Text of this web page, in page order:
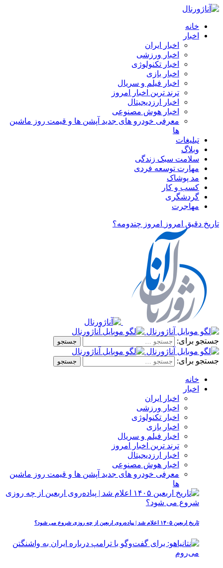
خانه
اخبار
اخبار ایران
اخبار ورزشی
اخبار تکنولوژی
اخبار بازی
اخبار فیلم و سریال
ترند ترین اخبار امروز
اخبار ارزدیجیتال
اخبار هوش مصنوعی
معرفی خودرو های جدید آپشن‌ ها و قیمت روز ماشین‌
ها
تبلیغات
وبلاگ
سلامت سبک زندگی
مهارت توسعه فردی
مد پوشاک
کسب و کار
گردشگری
مهاجرت
تاریخ دقیق امروز امروز چندومه؟
جستجو برای:
جستجو برای:
خانه
اخبار
اخبار ایران
اخبار ورزشی
اخبار تکنولوژی
اخبار بازی
اخبار فیلم و سریال
ترند ترین اخبار امروز
اخبار ارزدیجیتال
اخبار هوش مصنوعی
معرفی خودرو های جدید آپشن‌ ها و قیمت روز ماشین‌
ها
تاریخ اربعین ۱۴۰۵ اعلام شد | پیاده‌روی اربعین از چه روزی شروع می‌ شود؟